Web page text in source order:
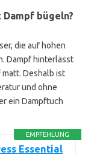
bügeln?
die auf hohen
Dampf hinterlässt
Deshalb ist
und ohne
ein Dampftuch
EMPFEHLUNG
Essential